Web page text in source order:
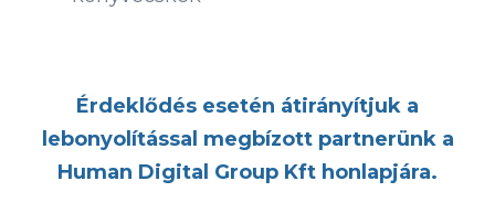
Érdeklődés esetén átirányítjuk a
lebonyolítással megbízott partnerünk a
Human Digital Group Kft honlapjára.